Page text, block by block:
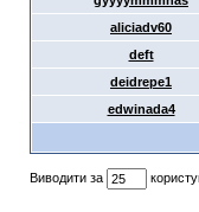
aliciadv60
deft
deidrepe1
edwinada4
Виводити за